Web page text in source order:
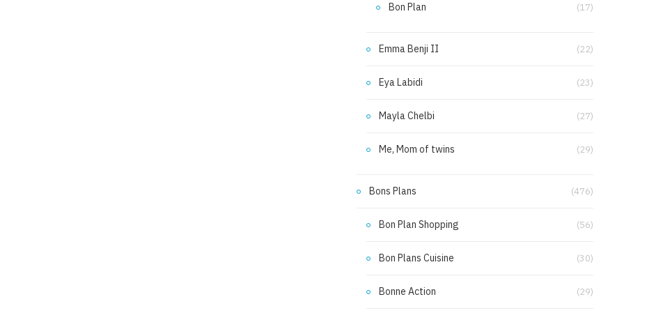
Bon Plan (17)
Emma Benji II (22)
Eya Labidi (23)
Mayla Chelbi (27)
Me, Mom of twins (29)
Bons Plans (476)
Bon Plan Shopping (56)
Bon Plans Cuisine (30)
Bonne Action (29)